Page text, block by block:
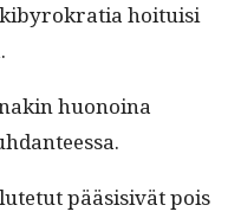
hoi­tu­isi
huonoina
pää­si­sivät pois